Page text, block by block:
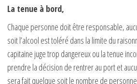
La tenue à bord,
Chaque personne doit être responsable,
soit l’alcool est toléré dans la limite du
capitaine juge trop dangereux ou la tenue
prendre la décision de rentrer au port et
sera fait quelque soit le nombre de